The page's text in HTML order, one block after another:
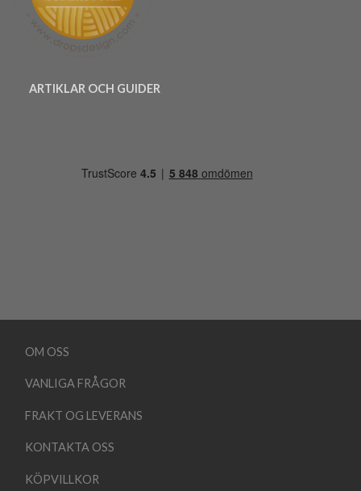
ARTIKLAR OCH GUIDER
OM OSS
VANLIGA FRÅGOR
FRAKT OG LEVERANS
KONTAKTA OSS
KÖPVILLKOR